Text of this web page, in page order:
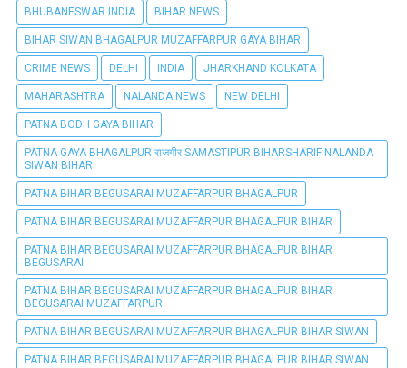
BHUBANESWAR INDIA BIHAR NEWS
BIHAR SIWAN BHAGALPUR MUZAFFARPUR GAYA BIHAR
CRIME NEWS DELHI INDIA JHARKHAND KOLKATA
MAHARASHTRA NALANDA NEWS NEW DELHI
PATNA BODH GAYA BIHAR
PATNA GAYA BHAGALPUR राजगीर SAMASTIPUR BIHARSHARIF NALANDA
SIWAN BIHAR
PATNA BIHAR BEGUSARAI MUZAFFARPUR BHAGALPUR
PATNA BIHAR BEGUSARAI MUZAFFARPUR BHAGALPUR BIHAR
PATNA BIHAR BEGUSARAI MUZAFFARPUR BHAGALPUR BIHAR
BEGUSARAI
PATNA BIHAR BEGUSARAI MUZAFFARPUR BHAGALPUR BIHAR
BEGUSARAI MUZAFFARPUR
PATNA BIHAR BEGUSARAI MUZAFFARPUR BHAGALPUR BIHAR SIWAN
PATNA BIHAR BEGUSARAI MUZAFFARPUR BHAGALPUR BIHAR SIWAN